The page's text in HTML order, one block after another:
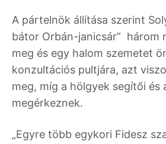
A pártelnök állítása szerint
bátor Orbán-janicsár” három
meg és egy halom szemetet
konzultációs pultjára, azt
meg, míg a hölgyek segítői és
megérkeznek.
„Egyre több egykori Fidesz